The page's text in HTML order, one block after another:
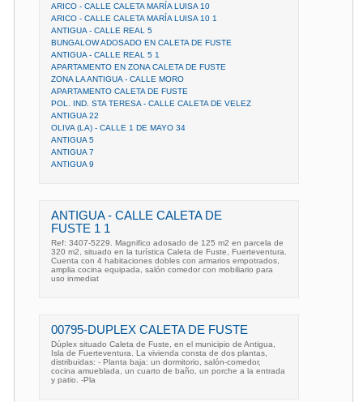
ARICO - CALLE CALETA MARÍA LUISA 10
ARICO - CALLE CALETA MARÍA LUISA 10 1
ANTIGUA - CALLE REAL 5
BUNGALOW ADOSADO EN CALETA DE FUSTE
ANTIGUA - CALLE REAL 5 1
APARTAMENTO EN ZONA CALETA DE FUSTE
ZONA LA ANTIGUA - CALLE MORO
APARTAMENTO CALETA DE FUSTE
POL. IND. STA TERESA - CALLE CALETA DE VELEZ
ANTIGUA 22
OLIVA (LA) - CALLE 1 DE MAYO 34
ANTIGUA 5
ANTIGUA 7
ANTIGUA 9
ANTIGUA - CALLE CALETA DE
FUSTE 1 1
Ref: 3407-5229. Magnifico adosado de 125 m2 en parcela de
320 m2, situado en la turística Caleta de Fuste, Fuerteventura.
Cuenta con 4 habitaciones dobles con armarios empotrados,
amplia cocina equipada, salón comedor con mobiliario para
uso inmediat
00795-DUPLEX CALETA DE FUSTE
Dúplex situado Caleta de Fuste, en el municipio de Antigua,
Isla de Fuerteventura. La vivienda consta de dos plantas,
distribuidas: - Planta baja: un dormitorio, salón-comedor,
cocina amueblada, un cuarto de baño, un porche a la entrada
y patio. -Pla